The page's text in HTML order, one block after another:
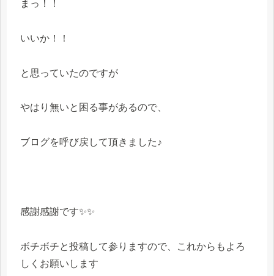
まっ！！
いいか！！
と思っていたのですが
やはり無いと困る事があるので、
ブログを呼び戻して頂きました♪
感謝感謝です✨✨
ボチボチと投稿して参りますので、これからもよろ
しくお願いします